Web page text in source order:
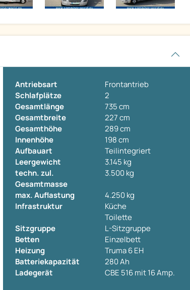
Antriebsart
Frontantrieb
Schlafplätze
2
Gesamtlänge
735 cm
Gesamtbreite
227 cm
Gesamthöhe
289 cm
Innenhöhe
198 cm
Aufbauart
Teilintegriert
Leergewicht
3.145 kg
techn. zul.
Gesamtmasse
3.500 kg
max. Auflastung
4.250 kg
Infrastruktur
Küche
Toilette
Sitzgruppe
L-Sitzgruppe
Betten
Einzelbett
Heizung
Truma 6 EH
Batteriekapazität
280 Ah
Ladegerät
CBE 516 mit 16 Amp.